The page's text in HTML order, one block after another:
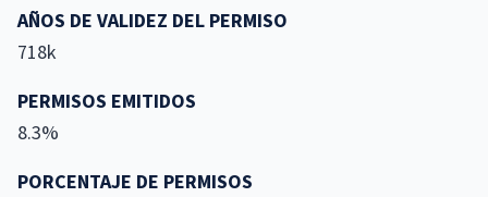
AÑOS DE VALIDEZ DEL PERMISO
718k
PERMISOS EMITIDOS
8.3%
PORCENTAJE DE PERMISOS